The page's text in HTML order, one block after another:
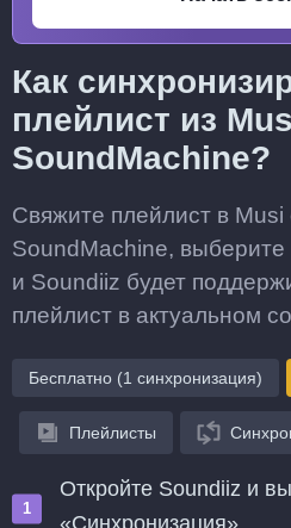
Как
плейлист из
SoundMachine?
Свяжите плейлист в
SoundMachine, выберите
и Soundiiz будет
плейлист в актуальном
Бесплатно (1 синхронизация)
Плейлисты
Откройте Soundiiz и
«Синхронизация»